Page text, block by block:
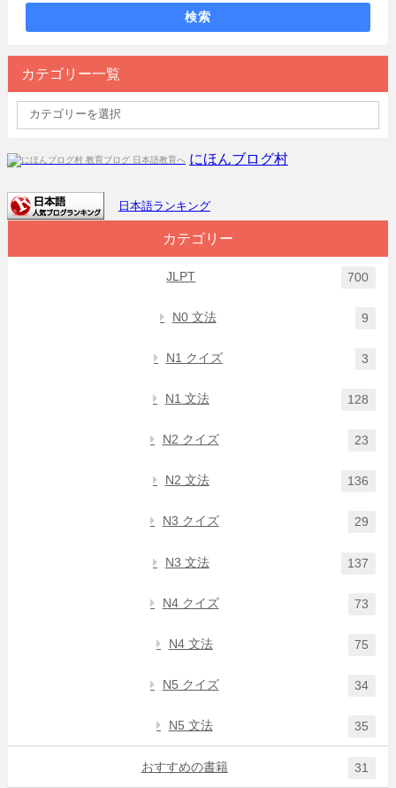
検索
カテゴリー一覧
にほんブログ村
日本語ランキング
カテゴリー
JLPT 700
N0 文法 9
N1 クイズ 3
N1 文法 128
N2 クイズ 23
N2 文法 136
N3 クイズ 29
N3 文法 137
N4 クイズ 73
N4 文法 75
N5 クイズ 34
N5 文法 35
おすすめの書籍 31